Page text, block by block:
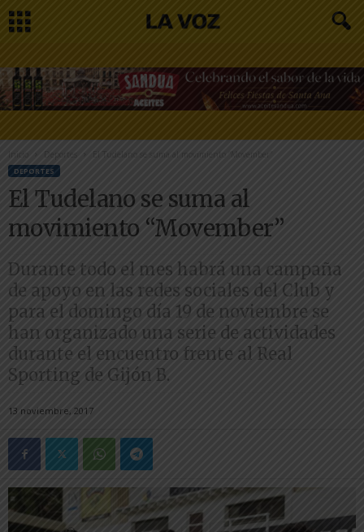
Inicio El Tudelano se suma al movimiento “Movember”
DEPORTES
El Tudelano se suma al
movimiento “Movember”
Durante todo el mes habrá una campaña
de apoyo en las redes sociales del Club y
para el domingo día 19 de noviembre se
han organizado una serie de actividades
durante el encuentro frente al Real
Sporting de Gijón B.
13 noviembre, 2017